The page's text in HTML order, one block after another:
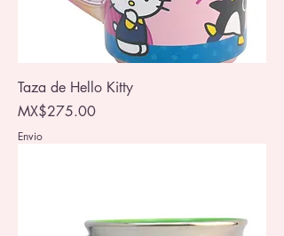
Taza de Hello Kitty
Price
MX$275.00
Envio